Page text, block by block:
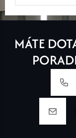
MÁTE